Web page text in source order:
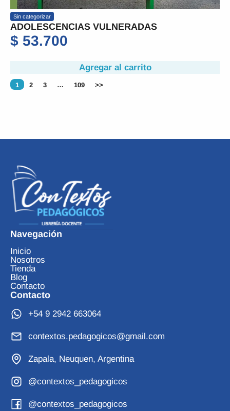
Sin categorizar
ADOLESCENCIAS VULNERADAS
$ 53.700
Agregar al carrito
1 2 3 … 109 >>
Navegación
Inicio
Nosotros
Tienda
Blog
Contacto
Contacto
+54 9 2942 663064
contextos.pedagogicos@gmail.com
Zapala, Neuquen, Argentina
@contextos_pedagogicos
@contextos_pedagogicos